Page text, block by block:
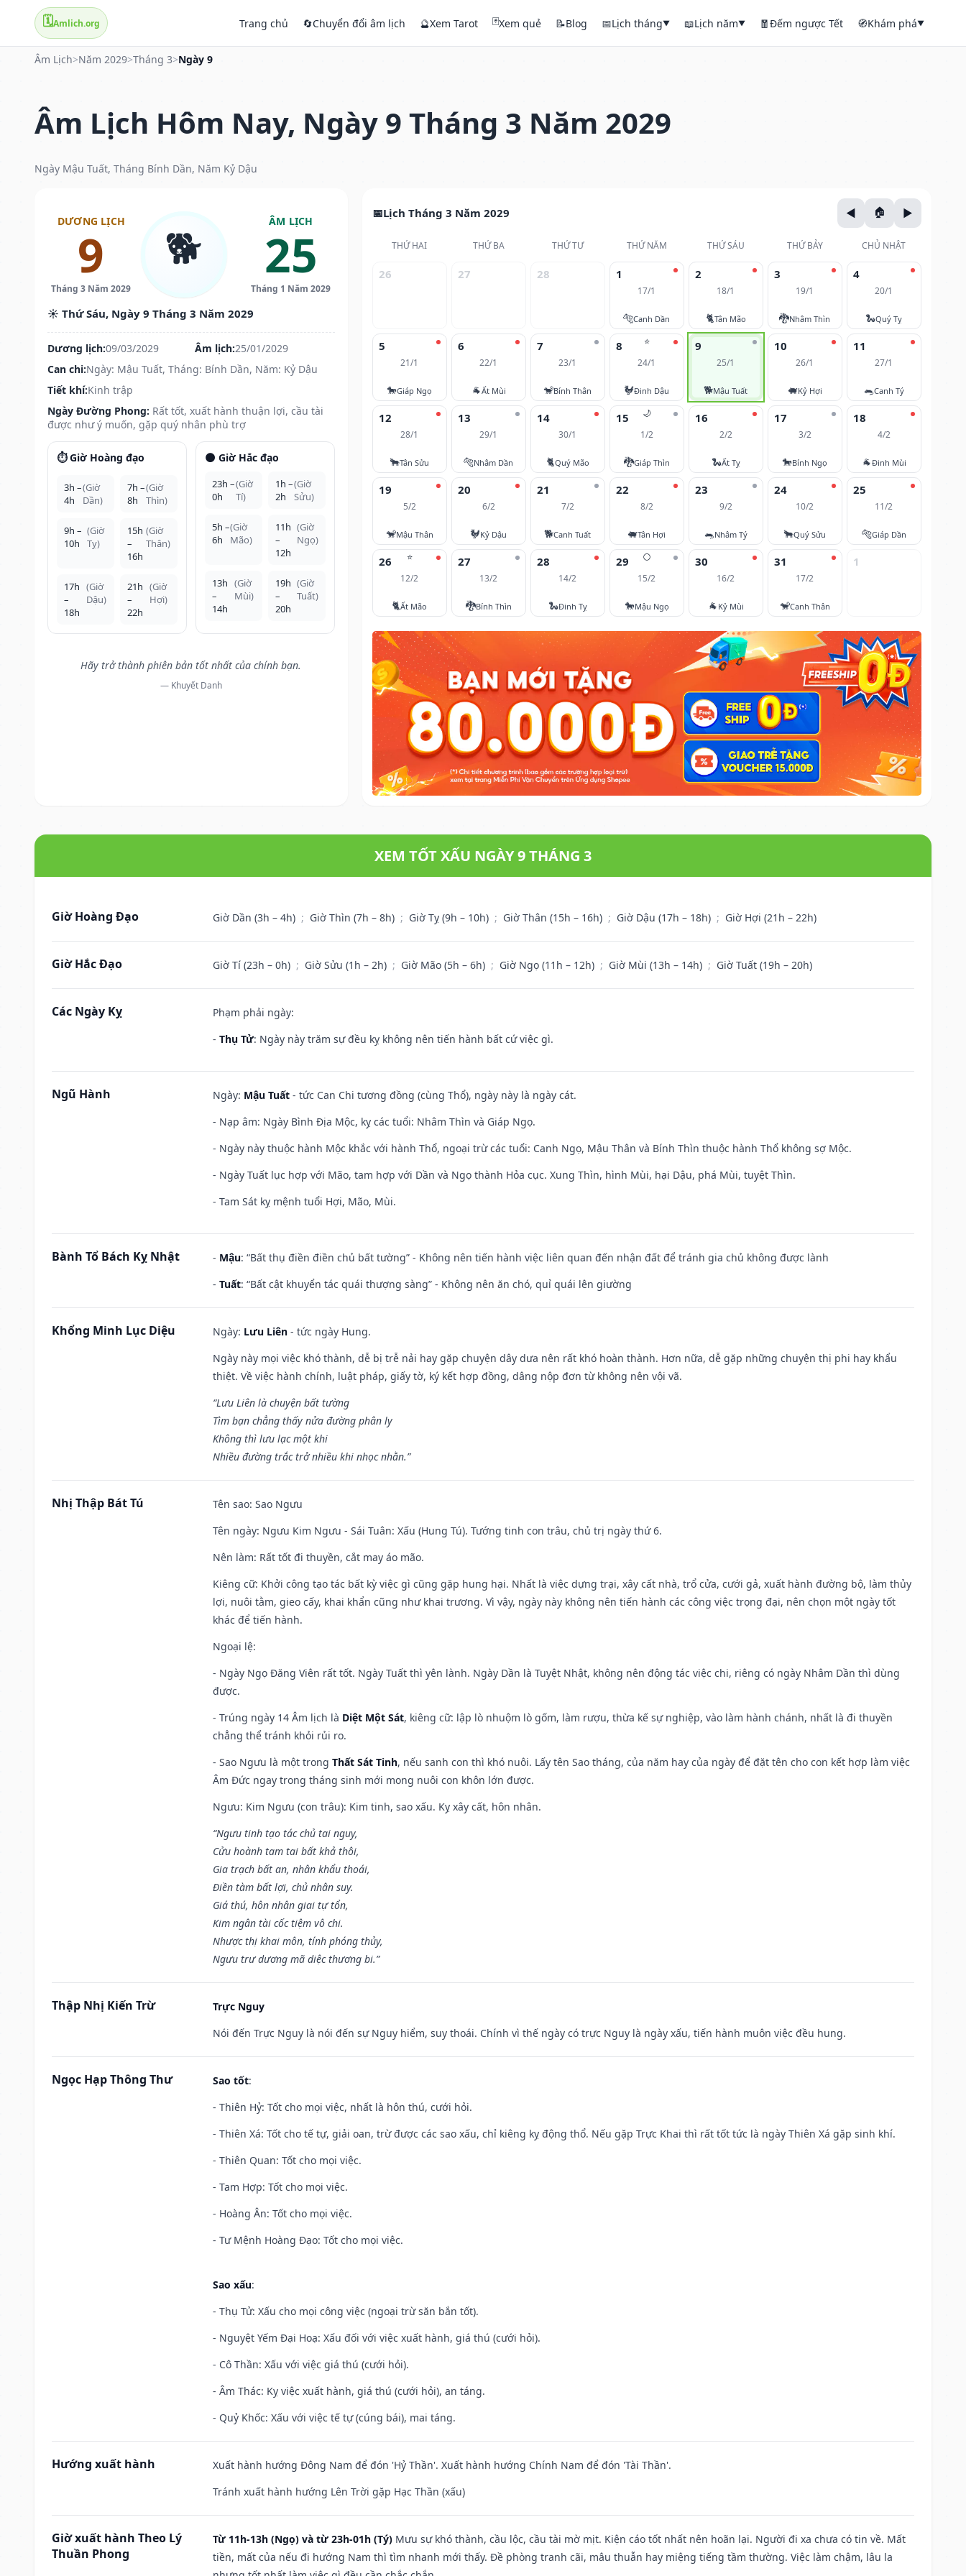
🗓️Amlich.org Trang chủ 🔄Chuyển đổi âm lịch 🔮Xem Tarot 🃏Xem quẻ 📝Blog 📅Lịch tháng▼ 📖Lịch năm▼ 🧧Đếm ngược Tết 🧭Khám phá▼
Âm Lịch>Năm 2029>Tháng 3>Ngày 9
Âm Lịch Hôm Nay, Ngày 9 Tháng 3 Năm 2029
Ngày Mậu Tuất, Tháng Bính Dần, Năm Kỷ Dậu
DƯƠNG LỊCH
9
Tháng 3 Năm 2029
🐕 ÂM LỊCH
25
Tháng 1 Năm 2029
☀️ Thứ Sáu, Ngày 9 Tháng 3 Năm 2029
Dương lịch:09/03/2029 Âm lịch:25/01/2029
Can chi:Ngày: Mậu Tuất, Tháng: Bính Dần, Năm: Kỷ Dậu
Tiết khí:Kinh trập
Ngày Đường Phong: Rất tốt, xuất hành thuận lợi, cầu tài
được như ý muốn, gặp quý nhân phù trợ
⏱️ Giờ Hoàng đạo
3h –
4h
(Giờ
Dần)
7h –
8h
(Giờ
Thìn)
9h –
10h
(Giờ
Tỵ)
15h
–
16h
(Giờ
Thân)
17h
–
18h
(Giờ
Dậu)
21h
–
22h
(Giờ
Hợi)
🌑 Giờ Hắc đạo
23h –
0h
(Giờ
Tí)
1h –
2h
(Giờ
Sửu)
5h –
6h
(Giờ
Mão)
11h
–
12h
(Giờ
Ngọ)
13h
–
14h
(Giờ
Mùi)
19h
–
20h
(Giờ
Tuất)
Hãy trở thành phiên bản tốt nhất của chính bạn.
— Khuyết Danh
Lịch Tháng 3 Năm 2029
THỨ HAI THỨ BA THỨ TƯ THỨ NĂM THỨ SÁU THỨ BẢY CHỦ NHẬT
26 27 28 1
17/1
🐅Canh Dần
2
18/1
🐈Tân Mão
3
19/1
🐉Nhâm Thìn
4
20/1
🐍Quý Tỵ
5
21/1
🐎Giáp Ngọ
6
22/1
🐐Ất Mùi
7
23/1
🐒Bính Thân
⭐
8
24/1
🐓Đinh Dậu
9
25/1
🐕Mậu Tuất
10
26/1
🐖Kỷ Hợi
11
27/1
🐀Canh Tý
12
28/1
🐂Tân Sửu
13
29/1
🐅Nhâm Dần
14
30/1
🐈Quý Mão
🌙
15
1/2
🐉Giáp Thìn
16
2/2
🐍Ất Tỵ
17
3/2
🐎Bính Ngọ
18
4/2
🐐Đinh Mùi
19
5/2
🐒Mậu Thân
20
6/2
🐓Kỷ Dậu
21
7/2
🐕Canh Tuất
22
8/2
🐖Tân Hợi
23
9/2
🐀Nhâm Tý
24
10/2
🐂Quý Sửu
25
11/2
🐅Giáp Dần
⭐
26
12/2
🐈Ất Mão
27
13/2
🐉Bính Thìn
28
14/2
🐍Đinh Tỵ
🌕
29
15/2
🐎Mậu Ngọ
30
16/2
🐐 Kỷ Mùi
31
17/2
🐒Canh Thân
1
XEM TỐT XẤU NGÀY 9 THÁNG 3
Giờ Hoàng Đạo Giờ Dần (3h – 4h) ; Giờ Thìn (7h – 8h) ; Giờ Tỵ (9h – 10h) ; Giờ Thân (15h – 16h) ; Giờ Dậu (17h – 18h) ; Giờ Hợi (21h – 22h)
Giờ Hắc Đạo Giờ Tí (23h – 0h) ; Giờ Sửu (1h – 2h) ; Giờ Mão (5h – 6h) ; Giờ Ngọ (11h – 12h) ; Giờ Mùi (13h – 14h) ; Giờ Tuất (19h – 20h)
Các Ngày Kỵ
Phạm phải ngày:
- Thụ Tử: Ngày này trăm sự đều kỵ không nên tiến hành bất cứ việc gì.
Ngũ Hành Ngày: Mậu Tuất - tức Can Chi tương đồng (cùng Thổ), ngày này là ngày cát.
- Nạp âm: Ngày Bình Địa Mộc, kỵ các tuổi: Nhâm Thìn và Giáp Ngọ.
- Ngày này thuộc hành Mộc khắc với hành Thổ, ngoại trừ các tuổi: Canh Ngọ, Mậu Thân và Bính Thìn thuộc hành Thổ không sợ Mộc.
- Ngày Tuất lục hợp với Mão, tam hợp với Dần và Ngọ thành Hỏa cục. Xung Thìn, hình Mùi, hại Dậu, phá Mùi, tuyệt Thìn.
- Tam Sát kỵ mệnh tuổi Hợi, Mão, Mùi.
Bành Tổ Bách Kỵ Nhật - Mậu: “Bất thụ điền điền chủ bất tường” - Không nên tiến hành việc liên quan đến nhận đất để tránh gia chủ không được lành
- Tuất: “Bất cật khuyển tác quái thượng sàng” - Không nên ăn chó, quỉ quái lên giường
Khổng Minh Lục Diệu Ngày: Lưu Liên - tức ngày Hung.
Ngày này mọi việc khó thành, dễ bị trễ nải hay gặp chuyện dây dưa nên rất khó hoàn thành. Hơn nữa, dễ gặp những chuyện thị phi hay khẩu
thiệt. Về việc hành chính, luật pháp, giấy tờ, ký kết hợp đồng, dâng nộp đơn từ không nên vội vã.
“Lưu Liên là chuyện bất tường
Tìm bạn chẳng thấy nửa đường phân ly
Không thì lưu lạc một khi
Nhiều đường trắc trở nhiều khi nhọc nhằn.”
Nhị Thập Bát Tú Tên sao: Sao Ngưu
Tên ngày: Ngưu Kim Ngưu - Sái Tuân: Xấu (Hung Tú). Tướng tinh con trâu, chủ trị ngày thứ 6.
Nên làm: Rất tốt đi thuyền, cắt may áo mão.
Kiêng cữ: Khởi công tạo tác bất kỳ việc gì cũng gặp hung hại. Nhất là việc dựng trại, xây cất nhà, trổ cửa, cưới gả, xuất hành đường bộ, làm thủy
lợi, nuôi tằm, gieo cấy, khai khẩn cũng như khai trương. Vì vậy, ngày này không nên tiến hành các công việc trọng đại, nên chọn một ngày tốt
khác để tiến hành.
Ngoại lệ:
- Ngày Ngọ Đăng Viên rất tốt. Ngày Tuất thì yên lành. Ngày Dần là Tuyệt Nhật, không nên động tác việc chi, riêng có ngày Nhâm Dần thì dùng
được.
- Trúng ngày 14 Âm lịch là Diệt Một Sát, kiêng cữ: lập lò nhuộm lò gốm, làm rượu, thừa kế sự nghiệp, vào làm hành chánh, nhất là đi thuyền
chẳng thể tránh khỏi rủi ro.
- Sao Ngưu là một trong Thất Sát Tinh, nếu sanh con thì khó nuôi. Lấy tên Sao tháng, của năm hay của ngày để đặt tên cho con kết hợp làm việc
Âm Đức ngay trong tháng sinh mới mong nuôi con khôn lớn được.
Ngưu: Kim Ngưu (con trâu): Kim tinh, sao xấu. Kỵ xây cất, hôn nhân.
“Ngưu tinh tạo tác chủ tai nguy,
Cửu hoành tam tai bất khả thôi,
Gia trạch bất an, nhân khẩu thoái,
Điền tàm bất lợi, chủ nhân suy.
Giá thú, hôn nhân giai tự tổn,
Kim ngân tài cốc tiệm vô chi.
Nhược thị khai môn, tính phóng thủy,
Ngưu trư dương mã diệc thương bi.”
Thập Nhị Kiến Trừ
Trực Nguy
Nói đến Trực Nguy là nói đến sự Nguy hiểm, suy thoái. Chính vì thế ngày có trực Nguy là ngày xấu, tiến hành muôn việc đều hung.
Ngọc Hạp Thông Thư Sao tốt:
- Thiên Hỷ: Tốt cho mọi việc, nhất là hôn thú, cưới hỏi.
- Thiên Xá: Tốt cho tế tự, giải oan, trừ được các sao xấu, chỉ kiêng kỵ động thổ. Nếu gặp Trực Khai thì rất tốt tức là ngày Thiên Xá gặp sinh khí.
- Thiên Quan: Tốt cho mọi việc.
- Tam Hợp: Tốt cho mọi việc.
- Hoàng Ân: Tốt cho mọi việc.
- Tư Mệnh Hoàng Đạo: Tốt cho mọi việc.
Sao xấu:
- Thụ Tử: Xấu cho mọi công việc (ngoại trừ săn bắn tốt).
- Nguyệt Yếm Đại Hoạ: Xấu đối với việc xuất hành, giá thú (cưới hỏi).
- Cô Thần: Xấu với việc giá thú (cưới hỏi).
- Âm Thác: Kỵ việc xuất hành, giá thú (cưới hỏi), an táng.
- Quỷ Khốc: Xấu với việc tế tự (cúng bái), mai táng.
Hướng xuất hành
Xuất hành hướng Đông Nam để đón 'Hỷ Thần'. Xuất hành hướng Chính Nam để đón 'Tài Thần'.
Tránh xuất hành hướng Lên Trời gặp Hạc Thần (xấu)
Giờ xuất hành Theo Lý
Thuần Phong
Từ 11h-13h (Ngọ) và từ 23h-01h (Tý) Mưu sự khó thành, cầu lộc, cầu tài mờ mịt. Kiện cáo tốt nhất nên hoãn lại. Người đi xa chưa có tin về. Mất
tiền, mất của nếu đi hướng Nam thì tìm nhanh mới thấy. Đề phòng tranh cãi, mâu thuẫn hay miệng tiếng tầm thường. Việc làm chậm, lâu la